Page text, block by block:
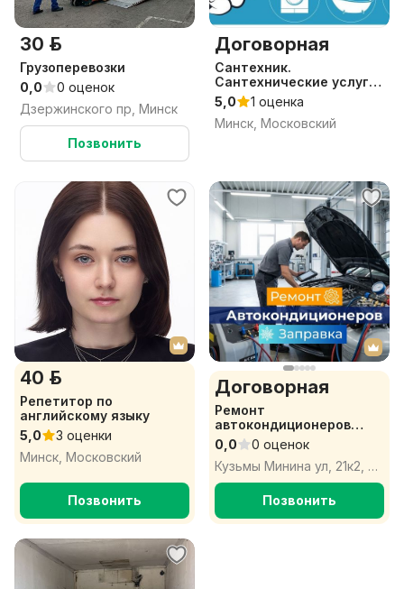
30 р.
Грузоперевозки
0,0
0 оценок
Дзержинского пр, Минск
Позвонить
Договорная
Сантехник.
Сантехнические услуги/
работы.
5,0
1 оценка
Минск, Московский
40 р.
Репетитор по
английскому языку
5,0
3 оценки
Минск, Московский
Позвонить
Договорная
Ремонт
автокондиционеров
Минск, заправка
кондиционера Минск,
СТО кондиционеры
Минск
0,0
0 оценок
Кузьмы Минина ул, 21к2, Минск
Позвонить